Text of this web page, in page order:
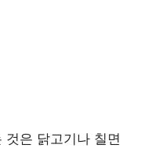
것은 닭고기나 칠면